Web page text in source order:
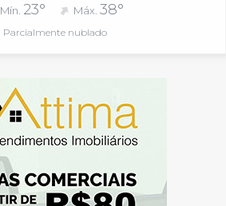
Mín. 23° Máx.38°
Parcialmente nublado